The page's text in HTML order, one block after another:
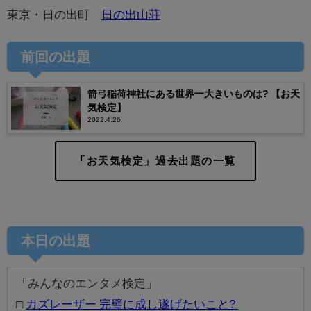
東京・日の出町 日の出山荘
前回の出題
箭弓稲荷神社にある世界一大きいものは? 【お天
気検定】
2022.4.26
「お天気検定」過去出題の一覧
本日の出題
「みんなのエンタメ検定」
□ カズレーザー 完璧に成し遂げたいこと?